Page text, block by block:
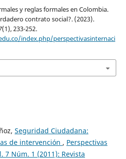
y reglas formales en Colombia.
contrato social?. (2023).
(1), 233-252.
index.php/perspectivasinternaci
Seguridad Ciudadana:
de intervención , Perspectivas
7 Núm. 1 (2011): Revista